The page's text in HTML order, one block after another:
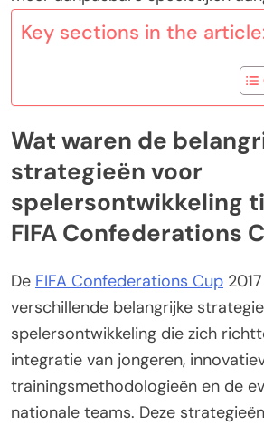
Key sections in the
Wat waren de
strategieën voor
spelersontwikkeling
FIFA Confederations
De FIFA Confederations Cup
verschillende belangrijke
spelersontwikkeling die zich
integratie van jongeren,
trainingsmethodologieën en de
nationale teams. Deze